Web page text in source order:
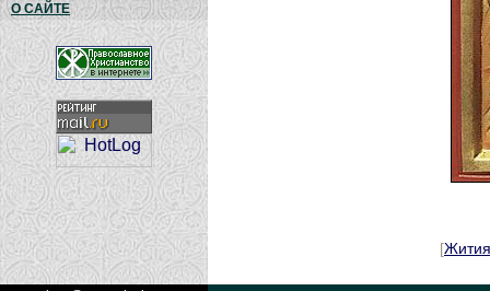
О САЙТЕ
[Жития